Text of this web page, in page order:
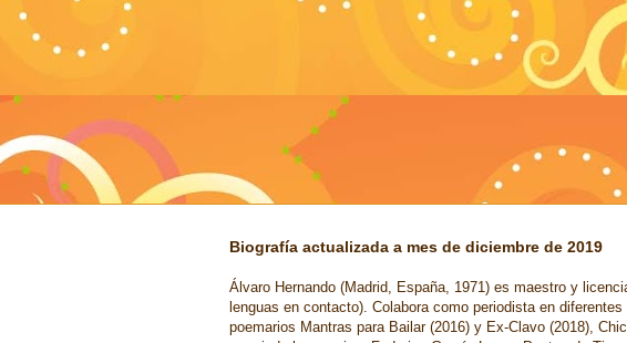
Biografía actualizada a mes de diciembre de 2019
Álvaro Hernando (Madrid, España, 1971) es maestro y
lenguas en contacto). Colabora como periodista en
poemarios Mantras para Bailar (2016) y Ex-Clavo (2018),